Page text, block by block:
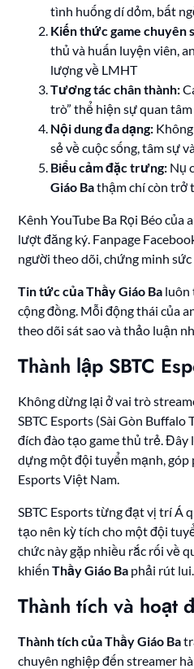
tình huống dí dỏm, bất
Kiến thức game chuyên
thủ và huấn luyện viên,
lượng về LMHT
Tương tác chân thành:
trò” thể hiện sự quan
Nội dung đa dạng:
sẻ về cuộc sống, tâm sự
Biểu cảm đặc trưng: Nụ
Giáo Bathậm chí còn trở
Kênh YouTube Ba Rọi Béo của
lượt đăng ký. Fanpage
người theo dõi, chứng minh sức
Tin tức của Thầy Giáo Ba luôn
cộng đồng. Mỗi động thái của
theo dõi sát sao và thảo luận
Thành lập SBTC
Không dừng lại ở vai trò
SBTC Esports (Sài Gòn Buffalo
đích đào tạo game thủ trẻ. Đây
dựng một đội tuyển mạnh,
Esports Việt Nam.
SBTC Esports từng đạt vị trí Á
tạo nên kỳ tích cho một đội
chức này gặp nhiều rắc rối về
khiếnThầy Giáo Ba phải rút lui.
Thành tích và hoạt
Thành tích của Thầy Giáo Ba
chuyên nghiệp đến streamer